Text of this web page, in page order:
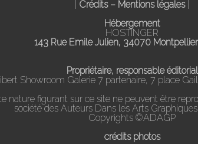
Crédits – Mentions légales|
Hébergement
HOSTINGER
143 Rue Emile Julien, 34070 Montpellier
Propriétaire, responsable éditorial
Showroom Galerie 7 partenaire, 7 place
nature figurant sur ce site ne peuvent être
société des Auteurs Dans les Arts
Copyrights ©ADAGP
crédits photos